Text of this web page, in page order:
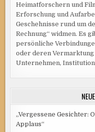
Heimatforschern und
Erforschung und
Geschehnisse rund um
Rechnung“ widmen. Es
persönliche
oder deren
Unternehmen,
„Vergessene Gesichter:
Applaus“